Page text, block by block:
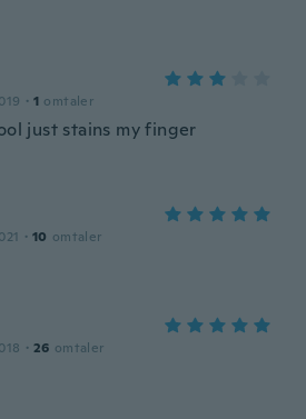
· 1 omtaler
just stains my finger
· 10 omtaler
· 26 omtaler